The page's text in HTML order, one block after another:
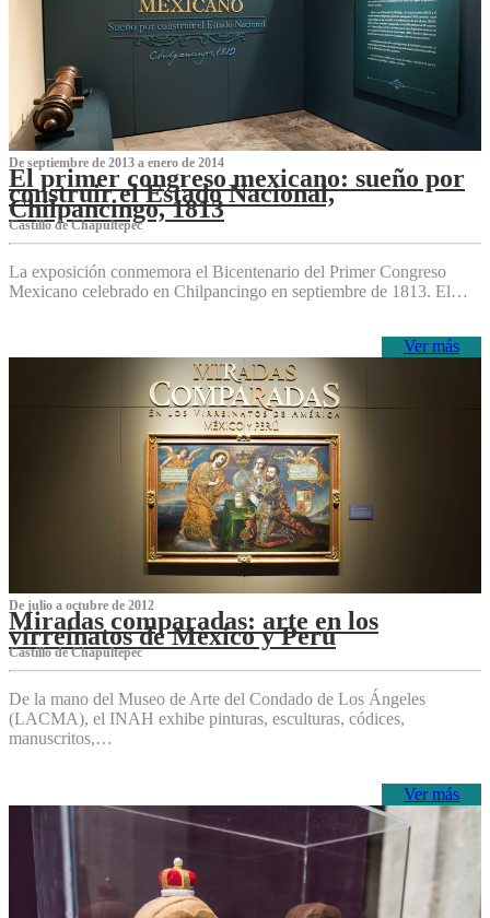
De septiembre de 2013 a enero de 2014
El primer congreso mexicano: sueño por
construir el Estado Nacional,
Chilpancingo, 1813
Castillo de Chapultepec
La exposición conmemora el Bicentenario del Primer Congreso
Mexicano celebrado en Chilpancingo en septiembre de 1813. El…
Ver más
De julio a octubre de 2012
Miradas comparadas: arte en los
virreinatos de México y Perú
Castillo de Chapultepec
De la mano del Museo de Arte del Condado de Los Ángeles
(LACMA), el INAH exhibe pinturas, esculturas, códices,
manuscritos,…
Ver más